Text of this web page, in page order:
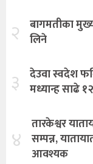
२ बागमतीका
लिने
३ देउवा स्वदेश
मध्यान्ह साढे
४
तारकेश्वर
सम्पन्न,
आवश्यक